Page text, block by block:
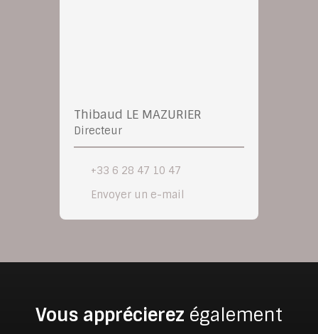
Thibaud LE MAZURIER
Directeur
+33 6 28 47 10 47
Envoyer un e-mail
Vous apprécierez également